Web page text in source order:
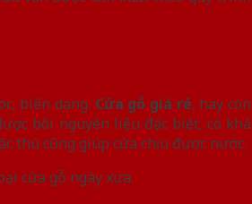
biến dạng. Cửa gỗ giá rẻ, hay còn
bôi nguyên liệu đặc biệt, có khả
thù cũng giúp cửa chịu được nước.
cửa gỗ ngày xưa.